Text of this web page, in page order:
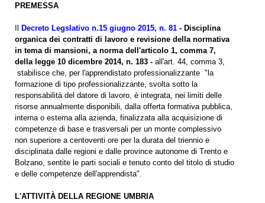
PREMESSA
Il Decreto Legslativo n.15 giugno 2015, n. 81 - Disciplina
organica dei contratti di lavoro e revisione della normativa
in tema di mansioni, a norma dell'articolo 1, comma 7,
della legge 10 dicembre 2014, n. 183 - all'art. 44, comma 3,
stabilisce che, per l'apprendistato professionalizzante "la
formazione di tipo professionalizzante, svolta sotto la
responsabilità del datore di lavoro, è integrata, nei limiti delle
risorse annualmente disponibili, dalla offerta formativa pubblica,
interna o esterna alla azienda, finalizzata alla acquisizione di
competenze di base e trasversali per un monte complessivo
non superiore a centoventi ore per la durata del triennio e
disciplinata dalle regioni e dalle province autonome di Trento e
Bolzano, sentite le parti sociali e tenuto conto del titolo di studio
e delle competenze dell'apprendista".
L'ATTIVITÀ DELLA REGIONE UMBRIA